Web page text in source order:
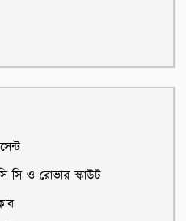
সি ও রোভার স্কাউট